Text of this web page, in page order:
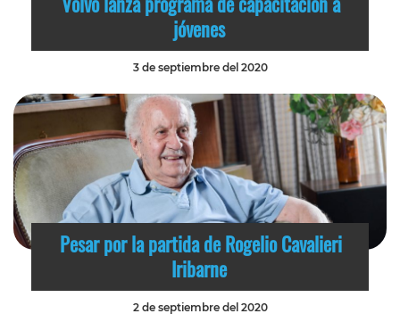
jóvenes
3 de septiembre del 2020
Pesar por la partida de Rogelio Cavalieri
Iribarne
2 de septiembre del 2020